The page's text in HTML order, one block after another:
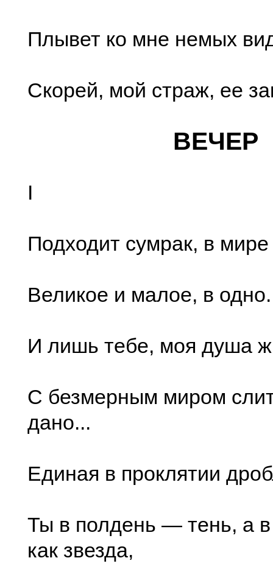
Плывет ко мне немых
Скорей, мой страж, ее
ВЕЧЕР
I
Подходит сумрак, в
Великое и малое, в
И лишь тебе, моя душа
С безмерным миром
дано...
Единая в проклятии
Ты в полдень — тень, а
как звезда,